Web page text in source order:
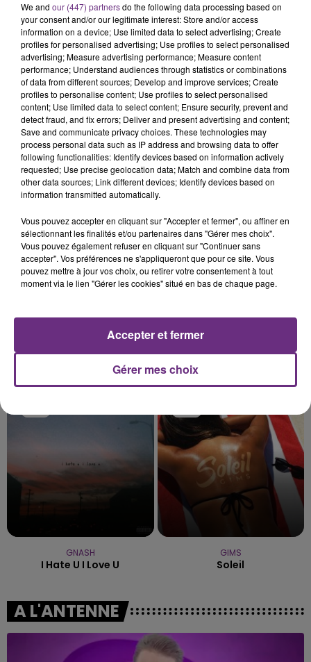
11h37
LA CENTRALE NUCLÉAIRE DE CHOOZ
TOUJOURS À L'ARRÊT
Cela fait déjà une semaine que la centrale
nucléaire ardennaise est à l'arrêt. Une situation
justifiée par la sécheresse intense qui est toujours
présente.
10h16
LE MAGASIN JOUÉCLUB DE REIMS FERME
rémois. Le magasin JouéClub est contraint de
fermer ses portes.
TITRES DIFFUSÉS
GNASH
I Hate U I Love U
GIMS
Soleil
A L'ANTENNE
We and our (447) partnersdo the following data processing based on
your consent and/or our legitimate interest: Store and/or access
information on a device; Use limited data to select advertising; Create
profiles for personalised advertising; Use profiles to select personalised
advertising; Measure advertising performance; Measure content
performance; Understand audiences through statistics or combinations
of data from different sources; Develop and improve services; Create
profiles to personalise content; Use profiles to select personalised
content; Use limited data to select content; Ensure security, prevent and
detect fraud, and fix errors; Deliver and present advertising and content;
Save and communicate privacy choices. These technologies may
process personal data such as IP address and browsing data to offer
following functionalities: Identify devices based on information actively
requested; Use precise geolocation data; Match and combine data from
other data sources; Link different devices; Identify devices based on
information transmitted automatically.
Vous pouvez accepter en cliquant sur "Accepter et fermer", ou affiner en
sélectionnant les finalités et/ou partenaires dans "Gérer mes choix".
Vous pouvez également refuser en cliquant sur "Continuer sans
accepter". Vos préférences ne s'appliqueront que pour ce site. Vous
pouvez mettre à jour vos choix, ou retirer votre consentement à tout
moment via le lien "Gérer les cookies" situé en bas de chaque page.
Gérer mes choix
Accepter et fermer